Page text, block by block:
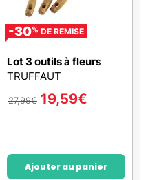
-30% DE REMISE
Lot 3 outils à fleurs
TRUFFAUT
27,99€ 19,59€
Ajouter au panier